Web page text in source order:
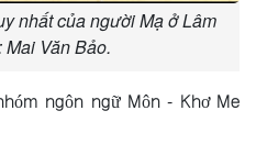
nhất của người Mạ ở Lâm
Văn Bảo.
ngôn ngữ Môn - Khơ Me